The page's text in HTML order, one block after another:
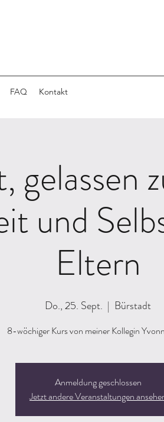
FAQ Kontakt
gelassen
und
Eltern
Do., 25. Sept.
  |
Bürstadt
8-wöchiger Kurs von meiner Kollegin
Anmeldung geschlossen
Jetzt andere Veranstaltungen